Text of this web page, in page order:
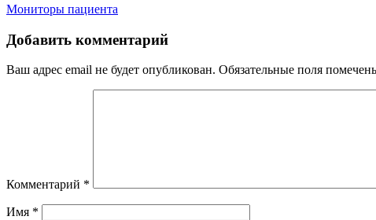
Навигация
по
записям
Мониторы пациента
Добавить комментарий
Ваш адрес email не будет опубликован. Обязательные поля
Комментарий *
Имя *